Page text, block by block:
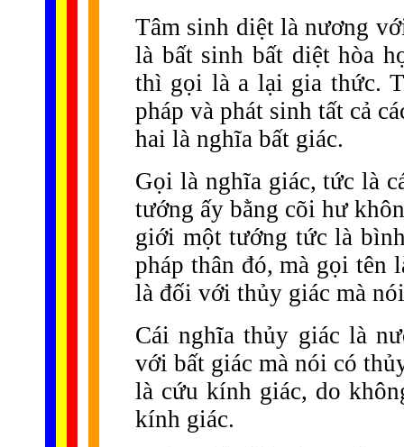
Tâm sinh diệt là nương
là bất sinh bất diệt hòa
thì gọi là a lại gia thức.
pháp và phát sinh tất cả
hai là nghĩa bất giác.
Gọi là nghĩa giác, tức là
tướng ấy bằng cõi hư
giới một tướng tức là
pháp thân đó, mà gọi tên
là đối với thủy giác mà
Cái nghĩa thủy giác là
với bất giác mà nói có
là cứu kính giác, do
kính giác.